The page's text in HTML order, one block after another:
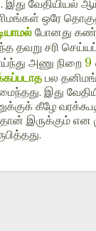
வேதியியல்
ஒரே
போனது
தவறு சரி
அணு நிறை9
பல
இது
கீழே
இருக்கும் என